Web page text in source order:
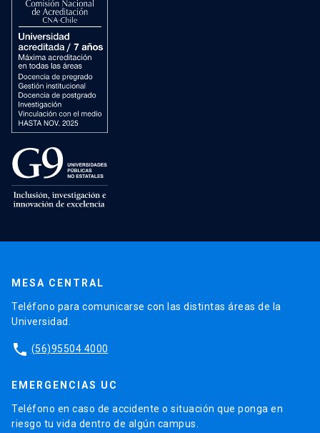
MESA CENTRAL
Teléfono para comunicarse con las distintas áreas de la
Universidad.
phone (56)95504 4000
EMERGENCIAS UC
Teléfono en caso de accidente o situación que ponga en
riesgo tu vida dentro de algún campus.